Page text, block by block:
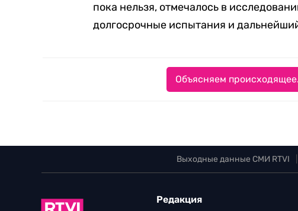
пока нельзя, отмечалось в
долгосрочные испытания и
Объясняем
Выходные данные СМИ RTVI
Редакция